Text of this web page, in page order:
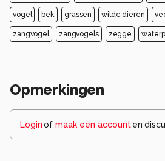
vogel bek grassen wilde dieren
zangvogel zangvogels zegge
Opmerkingen
Loginof maak een account en